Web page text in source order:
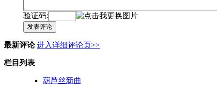
验证码:
发表评论
最新评论 进入详细评论页>>
栏目列表
葫芦丝新曲